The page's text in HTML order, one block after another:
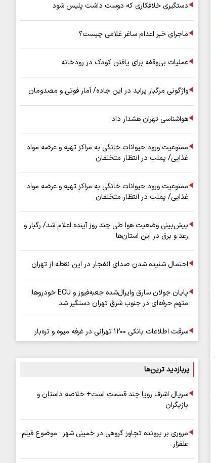
دستگیری خلافکاری که دوست داشت پلیس شود
ماجرای خبر اعدام ساغر غلامی چیست؟
عملیات بی‌وقفه برای یافتن کودک در رودخانه
واژگونی مرگبار پراید در این جاده/ آمار فوتی و مصدومان
هواشناسی تهران هشدار داد
ممنوعیت ورود حیوانات خانگی به مراکز تهیه و عرضه مواد
غذایی/ پملب در انتظار متخلفان
ممنوعیت ورود حیوانات خانگی به مراکز تهیه و عرضه مواد
غذایی/ پملب در انتظار متخلفان
پیش‌بینی وضعیت هوا طی چند روز آینده اعلام شد/ رگبار و
رعد و برق در این استان‌ها
احتمال شنیده شدن صدای انفجار در این نقطه از تهران
پایان جولان سارق وایرال‌شده جعبه‌فیوز و ECU خودروها؛
متهم حرفه‌ای در جنوب شرق تهران دستگیر شد
سرقت اطلاعات بانکی ۱۲۰۰ تهرانی در غرفه میوه و تره‌بار
پربازدید ترین‌ها
سریال اشرف رویا چند قسمت است+ خلاصه داستان و
بازیگران
مروری بر پرونده تجاوز گروهی در خمینی شهر ؛ موضوع فیلم
علفزار